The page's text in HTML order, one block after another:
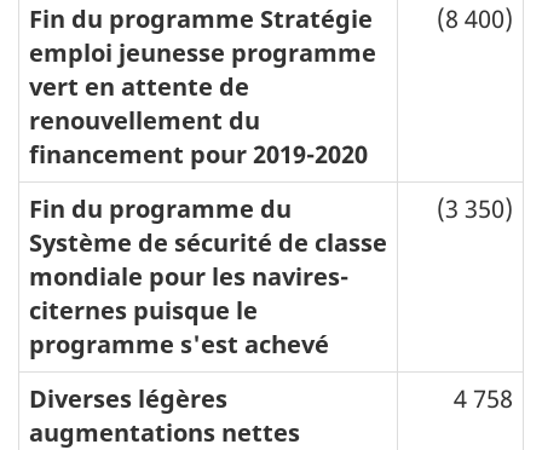
Fin du programme Stratégie
emploi jeunesse programme
vert en attente de
renouvellement du
financement pour 2019-2020
(8 400)
Fin du programme du
Système de sécurité de classe
mondiale pour les navires-
citernes puisque le
programme s'est achevé
(3 350)
Diverses légères
augmentations nettes
4 758